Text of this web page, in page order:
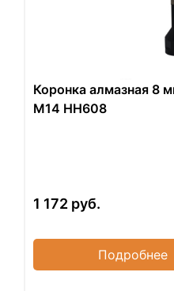
Коронка алмазная 8
M14 HH608
1 172 руб.
Подробнее